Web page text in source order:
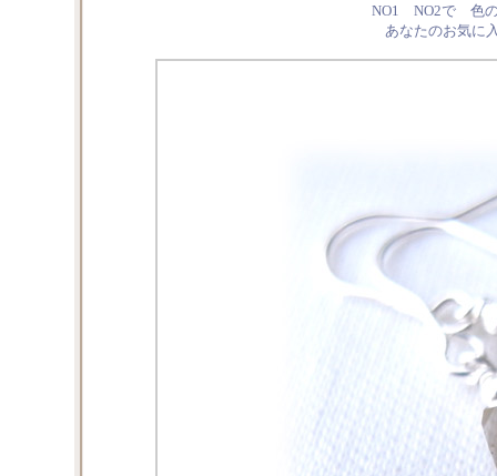
NO1 NO2で 色の
あなたのお気に